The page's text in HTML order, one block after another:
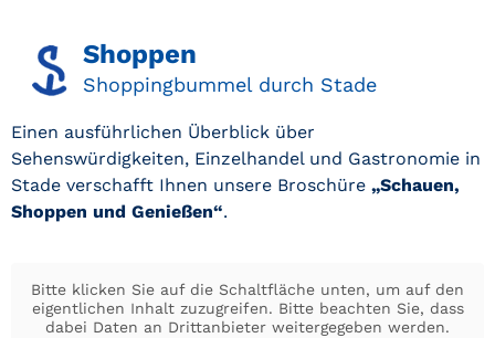
Shoppen
Shoppingbummel durch Stade
Einen ausführlichen Überblick über
Sehenswürdigkeiten, Einzelhandel und Gastronomie in
Stade verschafft Ihnen unsere Broschüre „Schauen,
Shoppen und Genießen“.
Bitte klicken Sie auf die Schaltfläche unten, um auf den
eigentlichen Inhalt zuzugreifen. Bitte beachten Sie, dass
dabei Daten an Drittanbieter weitergegeben werden.